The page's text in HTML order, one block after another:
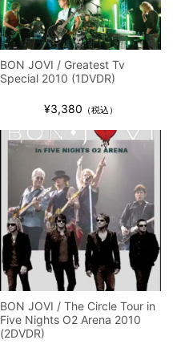
BON JOVI / Greatest Tv
Special 2010 (1DVDR)
¥3,380 （税込）
BON JOVI / The Circle Tour in
Five Nights O2 Arena 2010
(2DVDR)